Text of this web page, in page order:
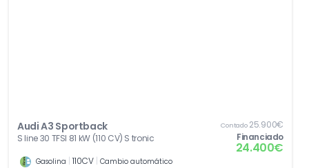
Audi A3 Sportback
S line 30 TFSI 81 kW (110 CV) S tronic
Contado25.900€
Financiado
24.400€
Gasolina 110CV Cambio automático